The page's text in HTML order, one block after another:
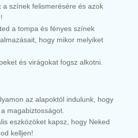
a színek felismerésére és azok
a tompa és fényes színek
hogy mikor melyiket
és virágokat fogsz alkotni.
az alapoktól indulunk, hogy
magabiztosságot.
eszközöket kapsz, hogy Neked
kelljen!